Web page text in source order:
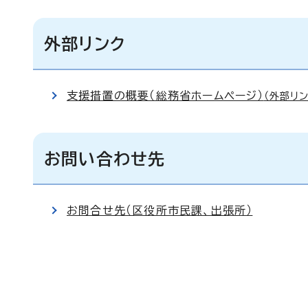
外部リンク
支援措置の概要（総務省ホームページ） （外部リ
お問い合わせ先
お問合せ先（区役所市民課、出張所）